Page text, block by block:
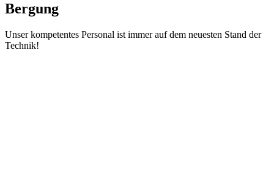
Bergung
Unser kompetentes Personal ist immer auf dem neuesten Stand der
Technik!